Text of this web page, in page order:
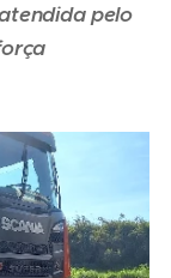
pelo